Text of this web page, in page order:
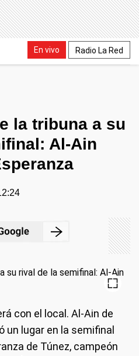
En vivo Radio La Red
la tribuna a su
Al-Ain
con el local. Al-Ain de
un lugar en la semifinal
de Túnez, campeón